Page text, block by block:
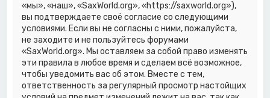
«мы», «наш», «SaxWorld.org», «https://saxworld.org»),
вы подтверждаете своё согласие со следующими
условиями. Если вы не согласны с ними, пожалуйста,
не заходите и не пользуйтесь форумами
«SaxWorld.org». Мы оставляем за собой право изменять
эти правила в любое время и сделаем всё возможное,
чтобы уведомить вас об этом. Вместе с тем,
ответственность за регулярный просмотр настойщих